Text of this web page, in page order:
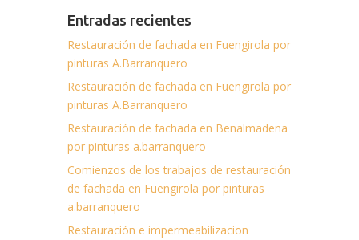
Entradas recientes
Restauración de fachada en Fuengirola por
pinturas A.Barranquero
Restauración de fachada en Fuengirola por
pinturas A.Barranquero
Restauración de fachada en Benalmadena
por pinturas a.barranquero
Comienzos de los trabajos de restauración
de fachada en Fuengirola por pinturas
a.barranquero
Restauración e impermeabilizacion